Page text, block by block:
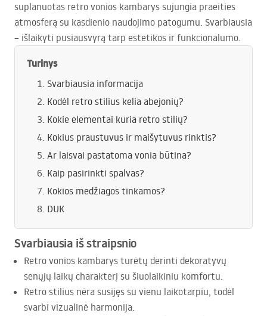
suplanuotas retro vonios kambarys sujungia praeities
atmosferą su kasdienio naudojimo patogumu. Svarbiausia
– išlaikyti pusiausvyrą tarp estetikos ir funkcionalumo.
Turinys
Svarbiausia informacija
Kodėl retro stilius kelia abejonių?
Kokie elementai kuria retro stilių?
Kokius praustuvus ir maišytuvus rinktis?
Ar laisvai pastatoma vonia būtina?
Kaip pasirinkti spalvas?
Kokios medžiagos tinkamos?
DUK
Svarbiausia iš straipsnio
Retro vonios kambarys turėtų derinti dekoratyvų
senųjų laikų charakterį su šiuolaikiniu komfortu.
Retro stilius nėra susijęs su vienu laikotarpiu, todėl
svarbi vizualinė harmonija.